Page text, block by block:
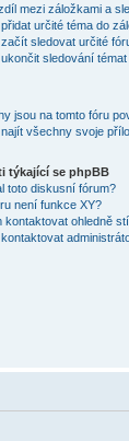
mezi záložkami a
určité téma do
sledovat určité
sledování
jsou na tomto fóru
všechny svoje
týkající se phpBB
toto diskusní fórum?
není funkce XY?
kontaktovat ohledně